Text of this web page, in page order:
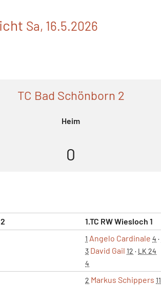
Sa, 16.5.2026
TC Bad Schönborn 2
Heim
0
1.TC RW Wiesloch 1
1 Angelo Cardinale 4 ·
3 David Gail 12 · LK 24
4
2 Markus Schippers 11